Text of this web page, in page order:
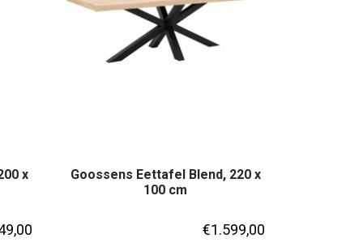
x
Goossens Eettafel Blend, 220 x
100 cm
€1.599,00